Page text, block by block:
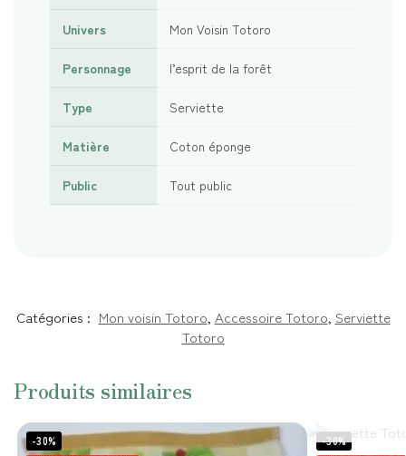
Univers Mon Voisin Totoro
Personnage l’esprit de la forêt
Type Serviette
Matière Coton éponge
Public Tout public
Catégories : Mon voisin Totoro, Accessoire Totoro, Serviette
Totoro
Produits similaires
-30%
-30%